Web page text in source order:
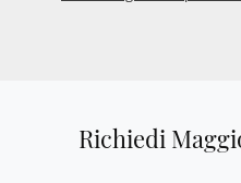
Richiedi